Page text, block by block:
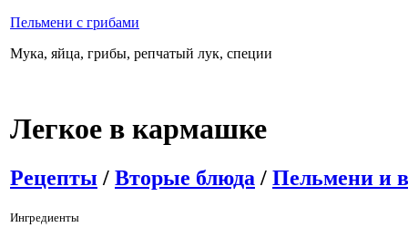
Пельмени с грибами
Мука, яйца, грибы, репчатый лук, специи
Легкое в кармашке
Рецепты / Вторые блюда / Пельмени и
Ингредиенты